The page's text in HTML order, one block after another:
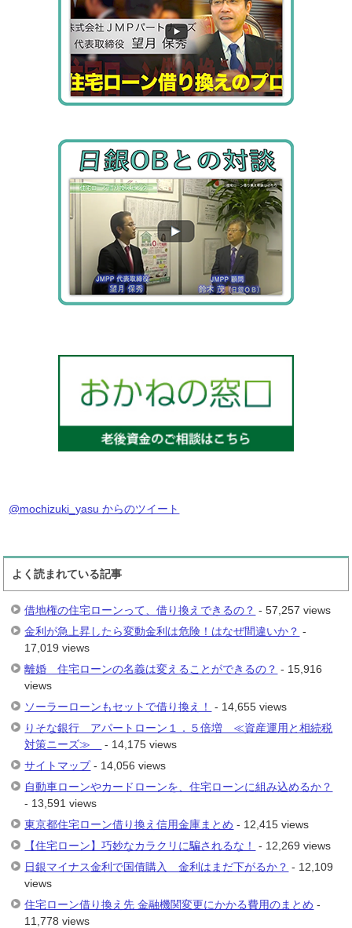
@mochizuki_yasu からのツイート
よく読まれている記事
借地権の住宅ローンって、借り換えできるの？ - 57,257 views
金利が急上昇したら変動金利は危険！はなぜ間違いか？ -
17,019 views
離婚 住宅ローンの名義は変えることができるの？ - 15,916
views
ソーラーローンもセットで借り換え！
- 14,655 views
りそな銀行 アパートローン１．５倍増 ≪資産運用と相続税
対策ニーズ≫
- 14,175 views
サイトマップ- 14,056 views
自動車ローンやカードローンを、住宅ローンに組み込めるか？
- 13,591 views
東京都住宅ローン借り換え信用金庫まとめ - 12,415 views
【住宅ローン】巧妙なカラクリに騙されるな！
- 12,269 views
日銀マイナス金利で国債購入 金利はまだ下がるか？ - 12,109
views
住宅ローン借り換え先 金融機関変更にかかる費用のまとめ -
11,778 views